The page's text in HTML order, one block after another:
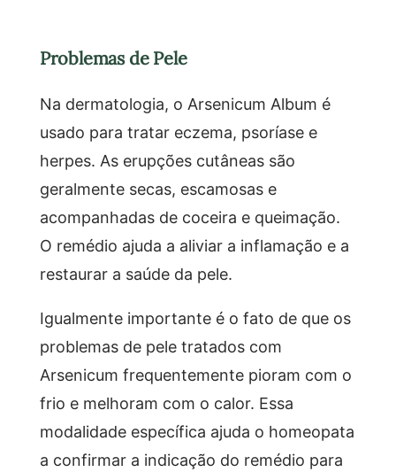
Problemas de Pele
Na dermatologia, o Arsenicum Album é
usado para tratar eczema, psoríase e
herpes. As erupções cutâneas são
geralmente secas, escamosas e
acompanhadas de coceira e queimação.
O remédio ajuda a aliviar a inflamação e a
restaurar a saúde da pele.
Igualmente importante é o fato de que os
problemas de pele tratados com
Arsenicum frequentemente pioram com o
frio e melhoram com o calor. Essa
modalidade específica ajuda o homeopata
a confirmar a indicação do remédio para